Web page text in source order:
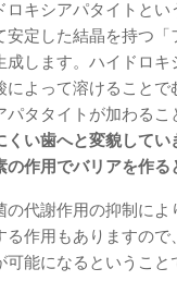
ロキシアパタイトとい
安定した結晶を持つ「
成します。ハイドロ
によって溶けることで
パタタイトが加わるこ
くい歯へと変貌してい
の作用でバリアを作る
の代謝作用の抑制によ
る作用もありますので
能になるということ